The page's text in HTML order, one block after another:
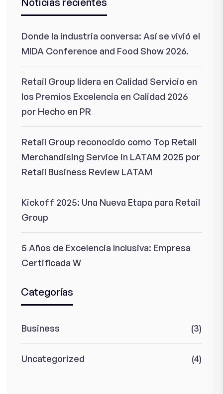
Donde la industria conversa: Así se vivió el
MIDA Conference and Food Show 2026.
Retail Group lidera en Calidad Servicio en
los Premios Excelencia en Calidad 2026
por Hecho en PR
Retail Group reconocido como Top Retail
Merchandising Service in LATAM 2025 por
Retail Business Review LATAM
Kickoff 2025: Una Nueva Etapa para Retail
Group
5 Años de Excelencia Inclusiva: Empresa
Certificada W
Categorías
Business (3)
Uncategorized (4)